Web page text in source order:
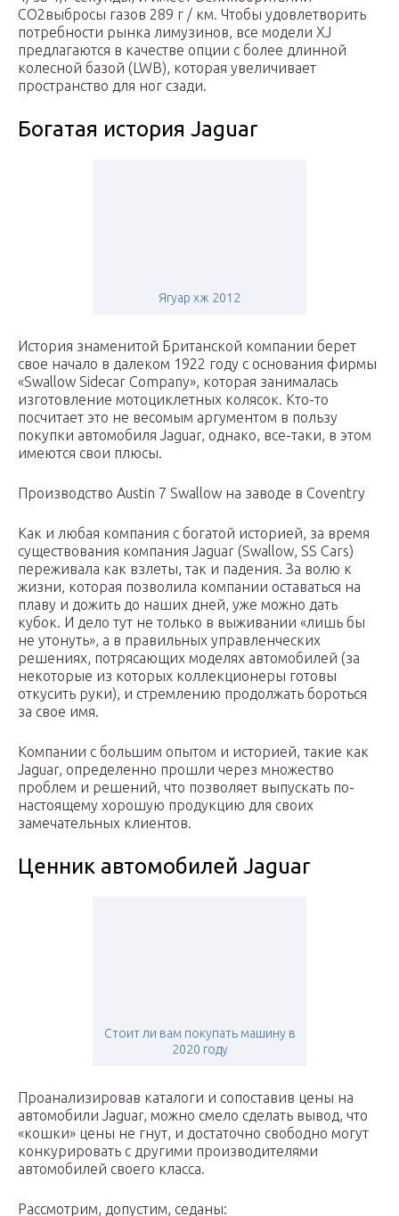
CO2выбросы газов 289 г / км. Чтобы удовлетворить
потребности рынка лимузинов, все модели XJ
предлагаются в качестве опции с более длинной
колесной базой (LWB), которая увеличивает
пространство для ног сзади.
Богатая история Jaguar
Ягуар хж 2012
История знаменитой Британской компании берет
свое начало в далеком 1922 году с основания фирмы
«Swallow Sidecar Company», которая занималась
изготовление мотоциклетных колясок. Кто-то
посчитает это не весомым аргументом в пользу
покупки автомобиля Jaguar, однако, все-таки, в этом
имеются свои плюсы.
Производство Austin 7 Swallow на заводе в Coventry
Как и любая компания с богатой историей, за время
существования компания Jaguar (Swallow, SS Cars)
переживала как взлеты, так и падения. За волю к
жизни, которая позволила компании оставаться на
плаву и дожить до наших дней, уже можно дать
кубок. И дело тут не только в выживании «лишь бы
не утонуть», а в правильных управленческих
решениях, потрясающих моделях автомобилей (за
некоторые из которых коллекционеры готовы
откусить руки), и стремлению продолжать бороться
за свое имя.
Компании с большим опытом и историей, такие как
Jaguar, определенно прошли через множество
проблем и решений, что позволяет выпускать по-
настоящему хорошую продукцию для своих
замечательных клиентов.
Ценник автомобилей Jaguar
Стоит ли вам покупать машину в
2020 году
Проанализировав каталоги и сопоставив цены на
автомобили Jaguar, можно смело сделать вывод, что
«кошки» цены не гнут, и достаточно свободно могут
конкурировать с другими производителями
автомобилей своего класса.
Рассмотрим, допустим, седаны: